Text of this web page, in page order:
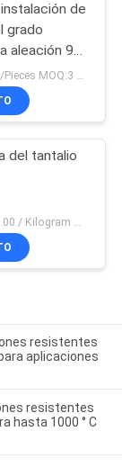
de
grado
aleación 90
de la
reborde
del tantalio
resistentes
aplicaciones
resistentes
hasta 1000 ° C